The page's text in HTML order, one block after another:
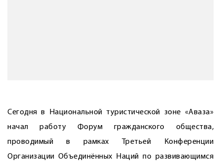
Сегодня в Национальной туристической зоне «Аваза»
начал работу Форум гражданского общества,
проводимый в рамках Третьей Конференции
Организации Объединённых Наций по развивающимся